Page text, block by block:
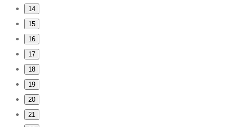
14
15
16
17
18
19
20
21